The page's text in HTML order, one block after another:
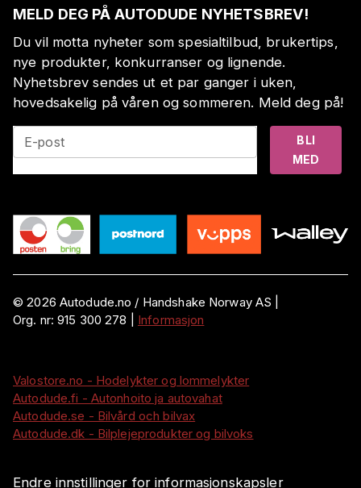
MELD DEG PÅ AUTODUDE NYHETSBREV!
Du vil motta nyheter som spesialtilbud, brukertips,
nye produkter, konkurranser og lignende.
Nyhetsbrev sendes ut et par ganger i uken,
hovedsakelig på våren og sommeren. Meld deg på!
E-post
BLI
MED
©2026 Autodude.no / Handshake Norway AS
Org. nr:915 300 278 Informasjon
Valostore.no - Hodelykter og lommelykter
Autodude.fi - Autonhoito ja autovahat
Autodude.se - Bilvård och bilvax
Autodude.dk - Bilplejeprodukter og bilvoks
Endre innstillinger for informasjonskapsler